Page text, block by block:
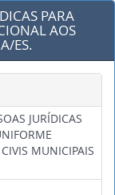
PARA
AOS
ES.
JURÍDICAS
MUNICIPAIS